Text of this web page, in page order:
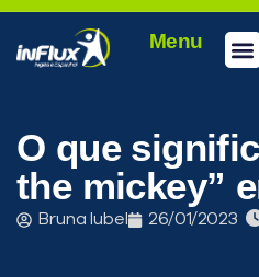
Menu
O que
the mickey”
Bruna Iubel 26/01/2023